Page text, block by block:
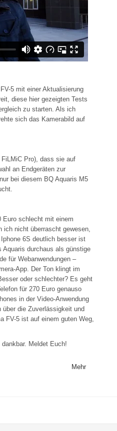
5 mit einer Aktualisierung
diese hier gezeigten Tests
zu starten. Als ich
sich das Kamerabild auf
Pro), dass sie auf
an Endgeräten zur
bei diesem BQ Aquaris M5
Euro schlecht mit einem
ich nicht überrascht gewesen,
6S deutlich besser ist
Aquaris durchaus als günstige
für Webanwendungen –
App. Der Ton klingt im
oder schlechter? Es geht
für 270 Euro genauso
in der Video-Anwendung
die Zuverlässigkeit und
FV-5 ist auf einem guten Weg,
Meldet Euch!
Mehr